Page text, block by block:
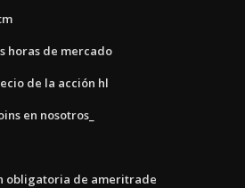
horas de mercado
de la acción hl
en nosotros_
obligatoria de ameritrade